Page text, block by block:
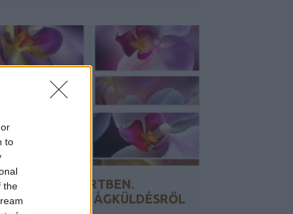
to
the
A TÉLIKERTBEN.
EGY VIRÁGKÜLDÉSRŐL